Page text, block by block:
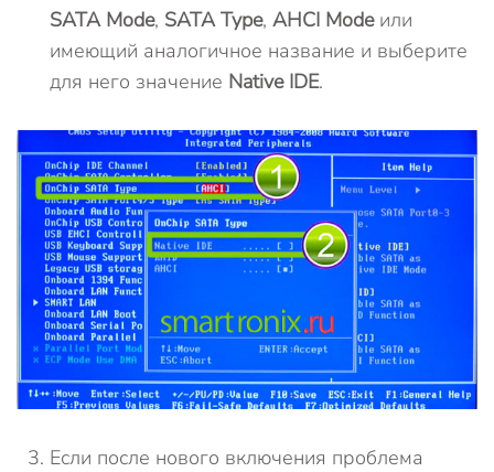
SATA Mode, SATA Type, AHCI Modeили
имеющий аналогичное название и выберите
для него значение Native IDE.
Если после нового включения проблема